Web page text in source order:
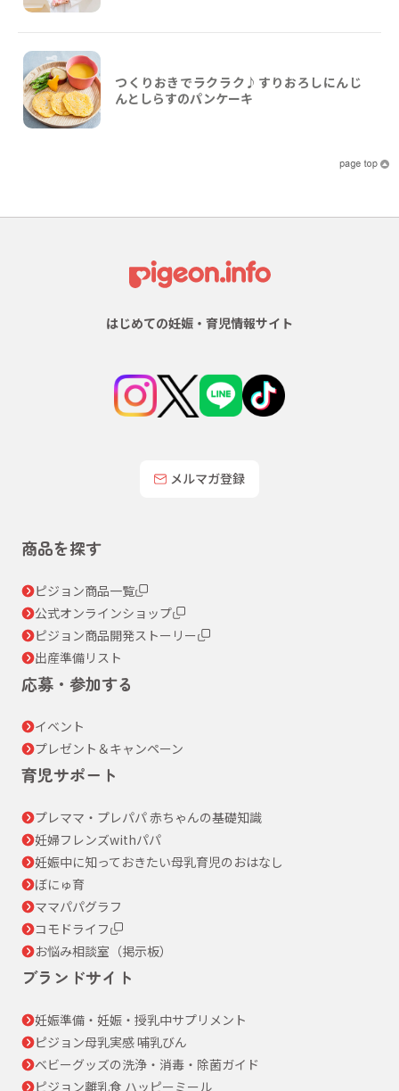
つくりおきでラクラク♪すりおろしにんじ
んとしらすのパンケーキ
はじめての妊娠・育児情報サイト
メルマガ登録
商品を探す
ピジョン商品一覧
公式オンラインショップ
ピジョン商品開発ストーリー
出産準備リスト
応募・参加する
イベント
プレゼント＆キャンペーン
育児サポート
プレママ・プレパパ 赤ちゃんの基礎知識
妊婦フレンズwithパパ
妊娠中に知っておきたい母乳育児のおはなし
ぼにゅ育
ママパパグラフ
コモドライフ
お悩み相談室（掲示板）
ブランドサイト
妊娠準備・妊娠・授乳中サプリメント
ピジョン母乳実感 哺乳びん
ベビーグッズの洗浄・消毒・除菌ガイド
ピジョン離乳食 ハッピーミール